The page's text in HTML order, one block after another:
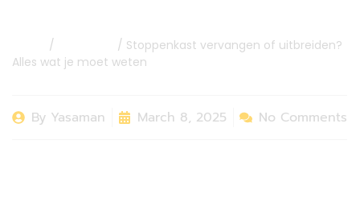
/
/ Stoppenkast vervangen of uitbreiden?
Alles wat je moet weten
By Yasaman March 8, 2025 No Comments